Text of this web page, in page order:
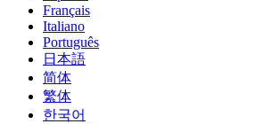
Français
Italiano
Português
日本語
简体
繁体
한국어